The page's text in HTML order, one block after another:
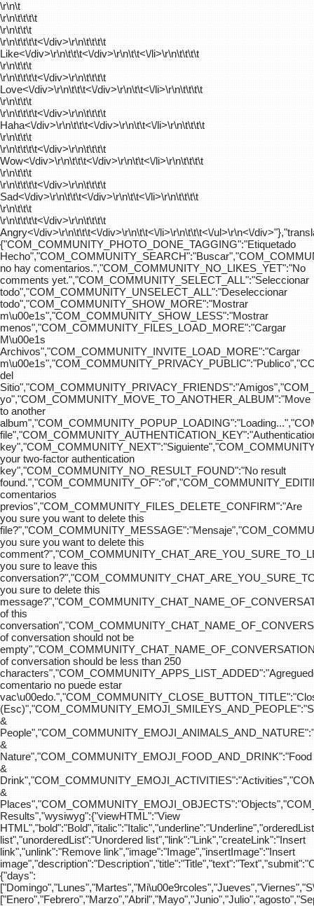
\r\n\t
\r\n\t\t\t\t
\r\n\t\t\t
\r\n\t\t\t\t<\/div>\r\n\t\t\t\t
Like<\/div>\r\n\t\t\t<\/div>\r\n\t\t<\/li>\r\n\t\t\t\t
\r\n\t\t\t
\r\n\t\t\t\t<\/div>\r\n\t\t\t\t
Love<\/div>\r\n\t\t\t<\/div>\r\n\t\t<\/li>\r\n\t\t\t\t
\r\n\t\t\t
\r\n\t\t\t\t<\/div>\r\n\t\t\t\t
Haha<\/div>\r\n\t\t\t<\/div>\r\n\t\t<\/li>\r\n\t\t\t\t
\r\n\t\t\t
\r\n\t\t\t\t<\/div>\r\n\t\t\t\t
Wow<\/div>\r\n\t\t\t<\/div>\r\n\t\t<\/li>\r\n\t\t\t\t
\r\n\t\t\t
\r\n\t\t\t\t<\/div>\r\n\t\t\t\t
Sad<\/div>\r\n\t\t\t<\/div>\r\n\t\t<\/li>\r\n\t\t\t\t
\r\n\t\t\t
\r\n\t\t\t\t<\/div>\r\n\t\t\t\t
Angry<\/div>\r\n\t\t\t<\/div>\r\n\t\t<\/li>\r\n\t\t\t<\/ul>\r\n<\/
{"COM_COMMUNITY_PHOTO_DONE_TAGGING":"Etiquetado
no hay comentarios.","COM_COMMUNITY_NO_LIKES_YET":"No
comments yet.","COM_COMMUNITY_SELECT_ALL":"Seleccionar
todo","COM_COMMUNITY_UNSELECT_ALL":"Deseleccionar
todo","COM_COMMUNITY_SHOW_MORE":"Mostrar
m\u00e1s","COM_COMMUNITY_SHOW_LESS":"Mostrar
menos","COM_COMMUNITY_FILES_LOAD_MORE":"Cargar
M\u00e1s
Archivos","COM_COMMUNITY_INVITE_LOAD_MORE":"Cargar
del
yo","COM_COMMUNITY_MOVE_TO_ANOTHER_ALBUM":"Move
to another
your two-factor authentication
key","COM_COMMUNITY_NO_RESULT_FOUND":"No result
comentarios
previos","COM_COMMUNITY_FILES_DELETE_CONFIRM":"Are
you sure you want to delete this
you sure you want to delete this
you sure to leave this
you sure to delete this
of this
of conversation should not be
of conversation should be less than 250
comentario no puede estar
&
&
Nature","COM_COMMUNITY_EMOJI_FOOD_AND_DRINK":"Food
&
&
Results","wysiwyg":{"viewHTML":"View
list","unorderedList":"Unordered list","link":"Link","createLink":"Insert
link","unlink":"Remove link","image":"Image","insertImage":"Insert
{"days":